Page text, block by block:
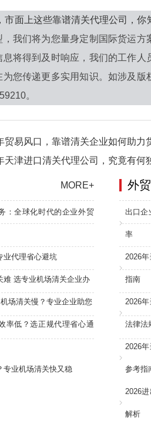
市面上这些靠谱清关代理公司，你
，我们将为您量身定制国际货运
息将得到及时响应，我们的工作
为您传递更多实用知识。如涉及
。
贸易风口，靠谱清关企业如何助力
天津进口清关代理公司，究竟有何
MORE+
：全球化时代的企业外贸
业代理省心避坑
难 选专业机场清关企业办
场清关慢？专业企业助您
率低？选正规代理省心通
专业机场清关快又稳
外
出口企
率
2026
指南
2026
法律法
2026
参考指
2026
解析